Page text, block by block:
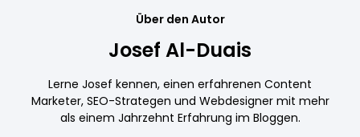
Über den Autor
Josef Al-Duais
Lerne Josef kennen, einen erfahrenen Content
Marketer, SEO-Strategen und Webdesigner mit mehr
als einem Jahrzehnt Erfahrung im Bloggen.